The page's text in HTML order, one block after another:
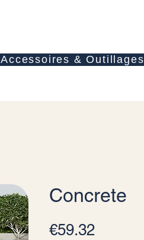
Accessoires & Outillages
Concrete
€59.32Price